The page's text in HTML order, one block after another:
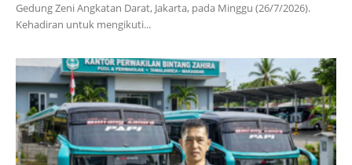
Gedung Zeni Angkatan Darat, Jakarta, pada Minggu (26/7/2026).
Kehadiran untuk mengikuti...